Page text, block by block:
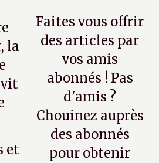
la
vit
et
Faites vous offrir
des articles par
vos amis
abonnés ! Pas
d'amis ?
Chouinez auprès
des abonnés
pour obtenir